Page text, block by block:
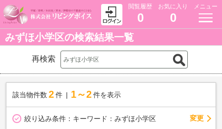
閲覧履歴
0
お気に入り
0
メニュー
みずほ小学区の検索結果一覧
再検索
該当物件数 2件 1～2 件を表示
絞り込み条件： キーワード：みずほ小学区 変更